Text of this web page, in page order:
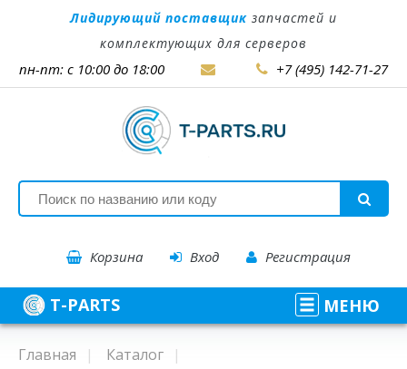
Лидирующий поставщик запчастей и
комплектующих для серверов
пн-пт: с 10:00 до 18:00 +7 (495) 142-71-27
Корзина Вход Регистрация
T-PARTS МЕНЮ
Главная
Каталог